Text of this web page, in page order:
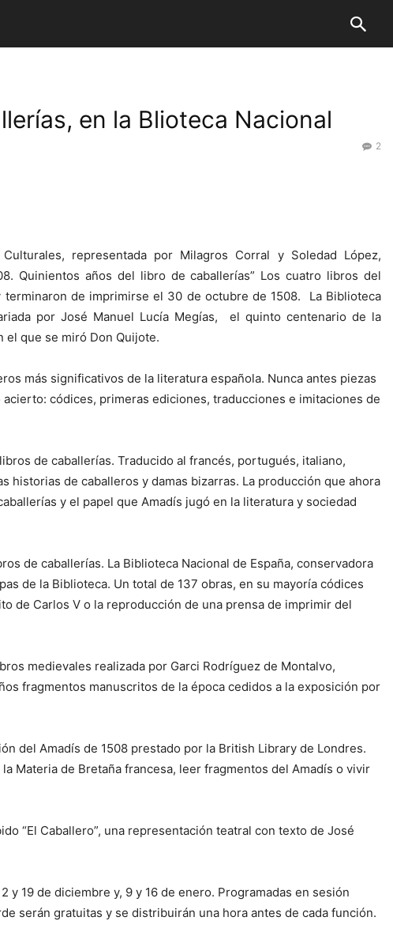
en la Blioteca Nacional
2
representada por Milagros Corral y Soledad López,
Quinientos años del libro de caballerías” Los cuatro libros del
de imprimirse el 30 de octubre de 1508. La Biblioteca
por José Manuel Lucía Megías, el quinto centenario de la
que se miró Don Quijote.
más significativos de la literatura española. Nunca antes piezas
códices, primeras ediciones, traducciones e imitaciones de
de caballerías. Traducido al francés, portugués, italiano,
historias de caballeros y damas bizarras. La producción que ahora
y el papel que Amadís jugó en la literatura y sociedad
de caballerías. La Biblioteca Nacional de España, conservadora
de la Biblioteca. Un total de 137 obras, en su mayoría códices
de Carlos V o la reproducción de una prensa de imprimir del
medievales realizada por Garci Rodríguez de Montalvo,
fragmentos manuscritos de la época cedidos a la exposición por
del Amadís de 1508 prestado por la British Library de Londres.
Materia de Bretaña francesa, leer fragmentos del Amadís o vivir
“El Caballero”, una representación teatral con texto de José
y 19 de diciembre y, 9 y 16 de enero. Programadas en sesión
serán gratuitas y se distribuirán una hora antes de cada función.